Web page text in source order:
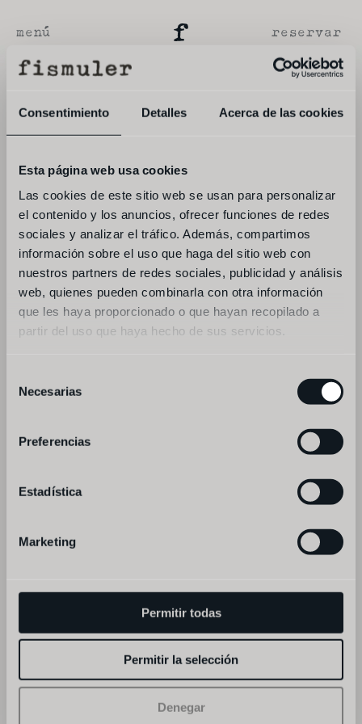
Consentimiento Detalles Acerca de las cookies
Esta página web usa cookies
Las cookies de este sitio web se usan para personalizar
el contenido y los anuncios, ofrecer funciones de redes
sociales y analizar el tráfico. Además, compartimos
información sobre el uso que haga del sitio web con
nuestros partners de redes sociales, publicidad y análisis
web, quienes pueden combinarla con otra información
que les haya proporcionado o que hayan recopilado a
partir del uso que haya hecho de sus servicios.
Necesarias
Preferencias
Estadística
Marketing
Permitir todas
Permitir la selección
Denegar
menú reservar
moltes gràcies per la teva reserva,
en breu et faran arribar un missatge de